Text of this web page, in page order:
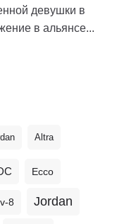
девушки в
в альянсе...
Altra
Ecco
8 Jordan